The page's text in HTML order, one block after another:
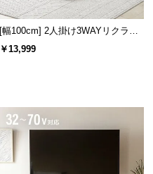
[幅100cm] 2人掛け3WAYリクライ
ニングソファ コンパクトタイプ
￥13,999